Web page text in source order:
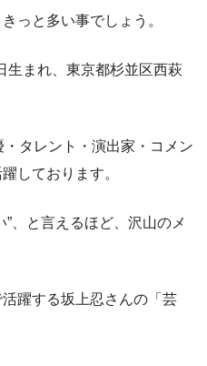
っと多い事でしょう。
生まれ、東京都杉並区西萩
タレント・演出家・コメン
しております。
、と言えるほど、沢山のメ
躍する坂上忍さんの「芸